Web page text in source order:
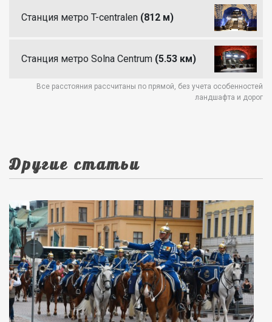
Станция метро T-centralen (812 м)
Станция метро Solna Centrum (5.53 км)
Все расстояния рассчитаны по прямой, без учета особенностей
ландшафта и дорог
Другие статьи